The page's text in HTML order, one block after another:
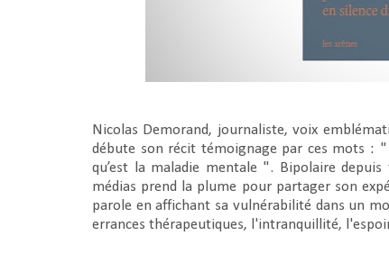
Nicolas Demorand, journaliste, voix
débute son récit témoignage par ces mots :
qu’est la maladie mentale ". Bipolaire
médias prend la plume pour partager son
parole en affichant sa vulnérabilité dans un
errances thérapeutiques, l'intranquillité,